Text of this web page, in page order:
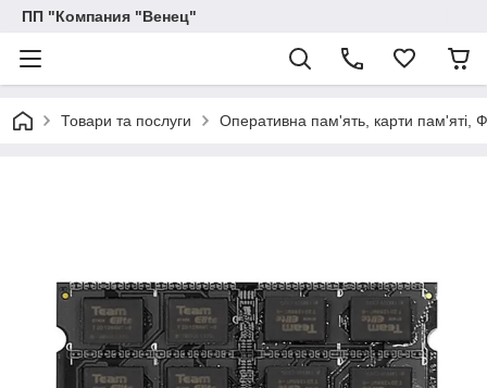
ПП "Компания "Венец"
Товари та послуги Оперативна пам'ять, карти пам'яті,